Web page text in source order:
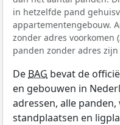
in hetzelfde pand
appartementengebouw.
zonder adres voorkomen
panden zonder adres
De BAG bevat de
en gebouwen in
adressen, alle
standplaatsen en